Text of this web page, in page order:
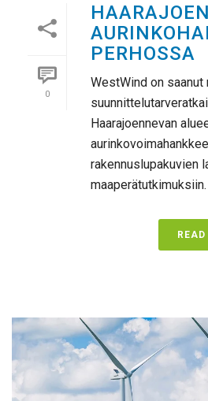
0
PERHOSSA
WestWind on
Haarajoennevan
rakennuslupakuvien
maaperätutkimuksiin.